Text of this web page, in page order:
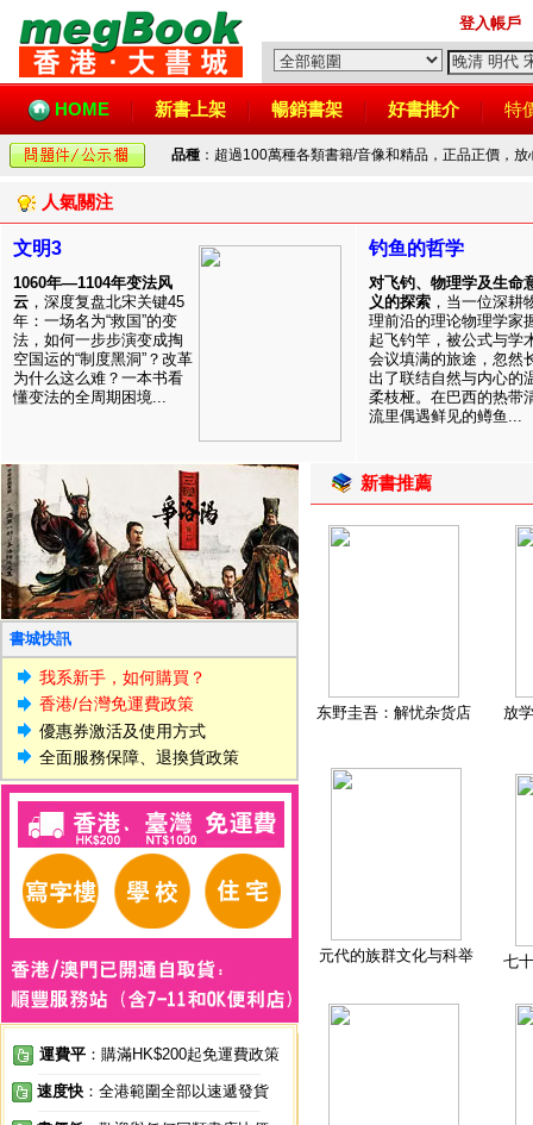
登入帳戶
HOME 新書上架 暢銷書架 好書推介 特
品種 ：超過100萬種各類書籍/音像和精品，正品正價，
人氣關注
文明3
1060年—1104年变法风
云 ，深度复盘北宋关键45
年：一场名为“救国”的变
法，如何一步步演变成掏
空国运的“制度黑洞”？改革
为什么这么难？一本书看
懂变法的全周期困境...
钓鱼的哲学
对飞钓、物理学及生命
义的探索 ，当一位深耕
理前沿的理论物理学家
起飞钓竿，被公式与学
会议填满的旅途，忽然
出了联结自然与内心的
柔枝桠。在巴西的热带
流里偶遇鲜见的鳟鱼...
書城快訊
我系新手，如何購買？
香港/台灣免運費政策
優惠券激活及使用方式
全面服務保障、退換貨政策
運費平 ：購滿HK$200起免運費政策
速度快 ：全港範圍全部以速遞發貨
新書推薦
东野圭吾：解忧杂货店 放
元代的族群文化与科举 七